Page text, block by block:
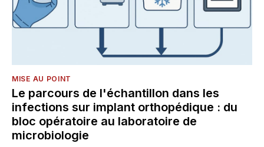
MISE AU POINT
Le parcours de l'échantillon dans les
infections sur implant orthopédique : du
bloc opératoire au laboratoire de
microbiologie